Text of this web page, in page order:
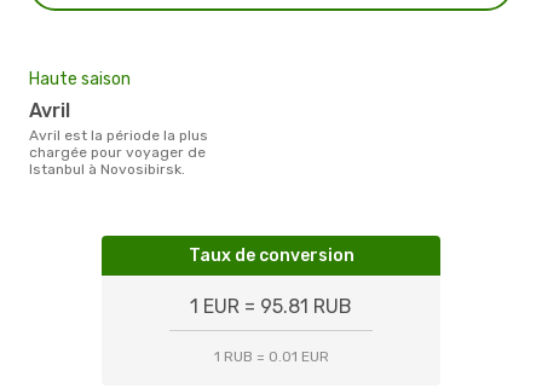
Haute saison
avril
avril est la période la plus
chargée pour voyager de
Istanbul à Novosibirsk.
Taux de conversion
1 EUR = 95.81 RUB
1 RUB = 0.01 EUR